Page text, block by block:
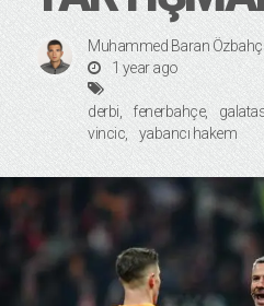
Muhammed Baran
1 year ago
derbi fenerbahçe
vincic
yabancı hakem